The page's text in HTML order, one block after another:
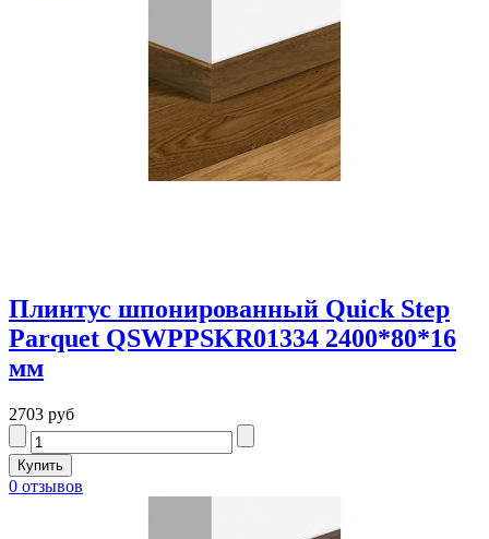
Плинтус шпонированный Quick Step
Parquet QSWPPSKR01334 2400*80*16
мм
2703 руб
0 отзывов